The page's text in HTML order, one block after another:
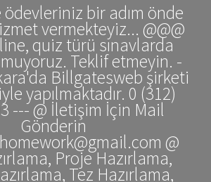
bir adım önde
vermekteyiz... @@@
quiz türü sınavlarda
Teklif etmeyin. -
Billgatesweb şirketi
yapılmaktadır. 0 (312)
--- @ İletişim İçin Mail
Gönderin
@
Proje Hazırlama,
Tez Hazırlama,